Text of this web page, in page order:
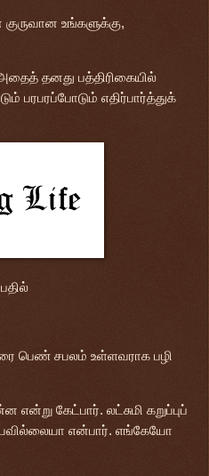
உங்களுக்கு,
தனது பத்திரிகையில்
பரபரப்போடும் எதிர்பார்த்துக்
பெண் சபலம் உள்ளவராக பழி
கேட்பார். லட்சுமி கறுப்புப்
என்பார். எங்கேயோ